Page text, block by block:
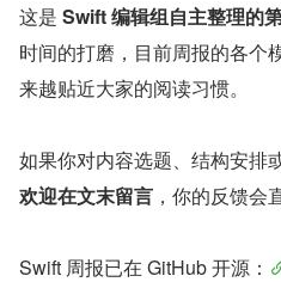
这是 Swift 编辑组自主整理的
时间的打磨，目前周报的各个
来越贴近大家的阅读习惯。
如果你对内容选题、结构安排
欢迎在文末留言 ，你的反馈会
Swift 周报已在 GitHub 开源：